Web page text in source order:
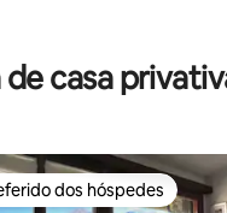
casa
dos hóspedes
dos hóspedes